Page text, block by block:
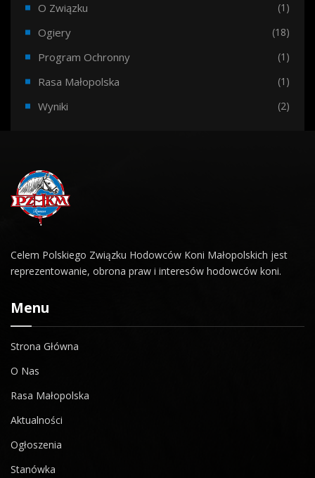
O Związku (1)
Ogiery (18)
Program Ochronny (1)
Rasa Małopolska (1)
Wyniki (2)
Celem Polskiego Związku Hodowców Koni Małopolskich jest
reprezentowanie, obrona praw i interesów hodowców koni.
Menu
Strona Główna
O Nas
Rasa Małopolska
Aktualności
Ogłoszenia
Stanówka